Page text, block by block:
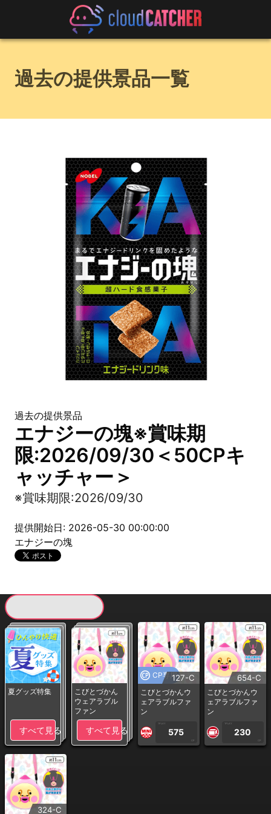
過去の提供景品一覧
過去の提供景品
エナジーの塊※賞味期
限:2026/09/30＜50CPキ
ャッチャー＞
※賞味期限:2026/09/30
提供開始日: 2026-05-30 00:00:00
エナジーの塊
夏グッズ特集
すべて見る
こびとづかん
ウェアラブル
ファン
すべて見る
CP専用127-C
こびとづかんウ
ェアラブルファ
ン
1PLAY
575
CP
654-C
こびとづかんウ
ェアラブルファ
ン
1PLAY
230
CP
324-C